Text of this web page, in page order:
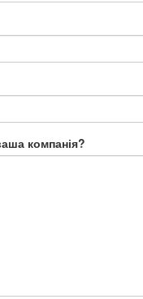
компанія?